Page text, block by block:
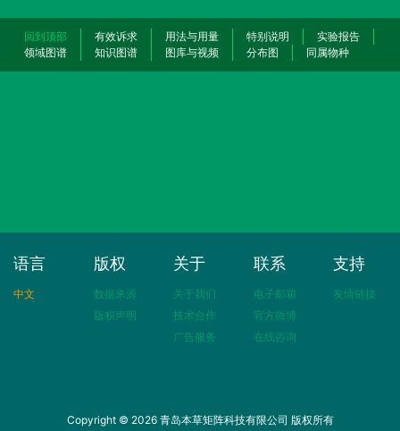
回到顶部 有效诉求 用法与用量 特别说明
实验报告
领域图谱
知识图谱 图库与视频 分布图 同属物种
语言
中文
版权
数据来源
版权声明
关于
关于我们
技术合作
广告服务
联系
电子邮箱
官方微博
在线咨询
支持
友情链接
Copyright © 2026 青岛本草矩阵科技有限公司 版权所有